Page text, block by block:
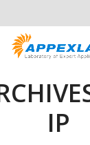
IP